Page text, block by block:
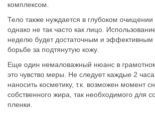
комплексом.
Тело также нуждается в глубоком
однако не так часто как лицо.
неделю будет достаточным и эффективным
борьбе за подтянутую кожу.
Еще один немаловажный нюанс в
это чувство меры. Не следует каждые 2
наносить косметику, т.к. возможен момент
собственного жира, так необходимого для
пленки.